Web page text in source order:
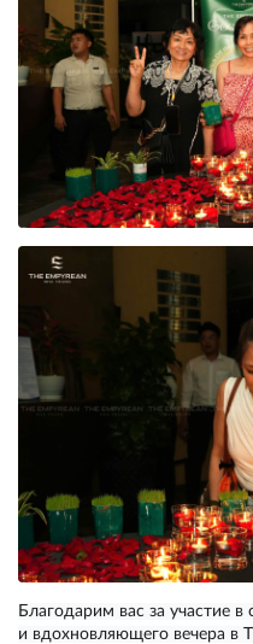
Благодарим вас за участие
и вдохновляющего вечера в